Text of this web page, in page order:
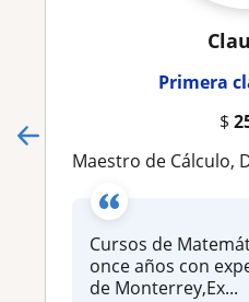
Primera
$
Maestro de Cálculo,
Cursos de
once años con
de Monterrey,Ex...